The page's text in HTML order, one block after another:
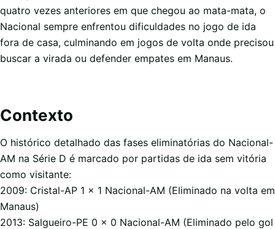
quatro vezes anteriores em que chegou ao mata-mata, o
Nacional sempre enfrentou dificuldades no jogo de ida
fora de casa, culminando em jogos de volta onde precisou
buscar a virada ou defender empates em Manaus.
Contexto
O histórico detalhado das fases eliminatórias do Nacional-
AM na Série D é marcado por partidas de ida sem vitória
como visitante:
2009: Cristal-AP 1 x 1 Nacional-AM (Eliminado na volta em
Manaus)
2013: Salgueiro-PE 0 x 0 Nacional-AM (Eliminado pelo gol